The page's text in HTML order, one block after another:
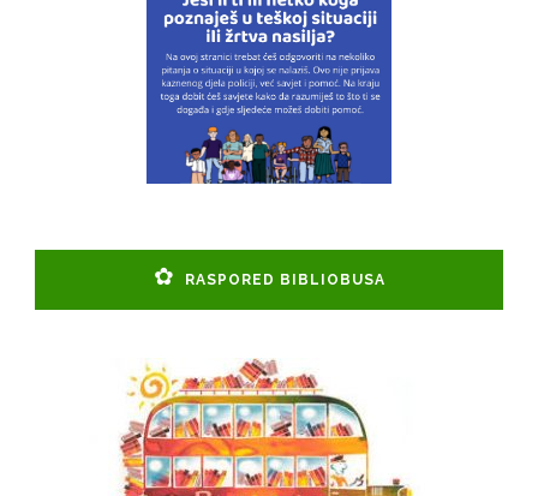
RASPORED BIBLIOBUSA